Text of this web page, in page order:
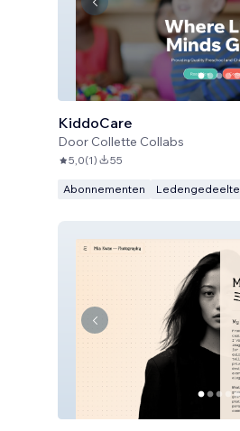
KiddoCare
Door Collette Collabs
5,0(1) 55
Abonnementen Ledengedeelte